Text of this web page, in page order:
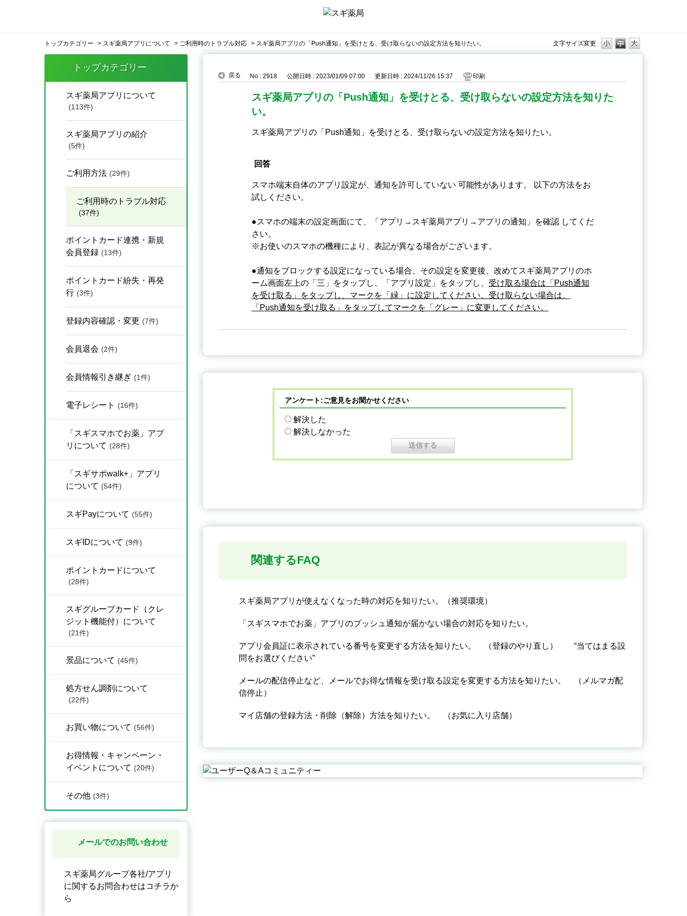
文字サイズ変更
トップカテゴリー > スギ薬局アプリについて > ご利用時のトラブル対応 > スギ薬局アプリの「Push通知」を受けとる、受け取らないの設定方法を知りたい。
トップカテゴリー
スギ薬局アプリについて
(113件)
スギ薬局アプリの紹介
(5件)
ご利用方法 (29件)
ご利用時のトラブル対応
(37件)
ポイントカード連携・新規
会員登録 (13件)
ポイントカード紛失・再発
行 (3件)
登録内容確認・変更 (7件)
会員退会 (2件)
会員情報引き継ぎ (1件)
電子レシート (16件)
「スギスマホでお薬」アプ
リについて (28件)
「スギサポwalk+」アプリ
について (54件)
スギPayについて (55件)
スギIDについて (9件)
ポイントカードについて
(28件)
スギグループカード（クレ
ジット機能付）について
(21件)
景品について (45件)
処方せん調剤について
(22件)
お買い物について (56件)
お得情報・キャンペーン・
イベントについて (20件)
その他 (3件)
メールでのお問い合わせ
スギ薬局グループ各社/アプリ
に関するお問合わせはコチラか
ら
戻る No : 2918 公開日時 : 2023/01/09 07:00 更新日時 : 2024/11/26 15:37 印刷
スギ薬局アプリの「Push通知」を受けとる、受け取らないの設定方法を知りた
い。
スギ薬局アプリの「Push通知」を受けとる、受け取らないの設定方法を知りたい。
回答
スマホ端末自体のアプリ設定が、通知を許可していない 可能性があります。 以下の方法をお
試しください。
●スマホの端末の設定画面にて、「アプリ→スギ薬局アプリ→アプリの通知」を確認 してくだ
さい。
※お使いのスマホの機種により、表記が異なる場合がございます。
●通知をブロックする設定になっている場合、その設定を変更後、改めてスギ薬局アプリのホ
ーム画面左上の「三」をタップし、「アプリ設定」をタップし、 受け取る場合は「Push通知
を受け取る」をタップし、マークを「緑」に設定してください。受け取らない場合は、
「Push通知を受け取る」をタップしてマークを「グレー」に変更してください。
アンケート:ご意見をお聞かせください
解決した
解決しなかった
関連するFAQ
スギ薬局アプリが使えなくなった時の対応を知りたい。（推奨環境）
「スギスマホでお薬」アプリのプッシュ通知が届かない場合の対応を知りたい。
アプリ会員証に表示されている番号を変更する方法を知りたい。 （登録のやり直し） “当てはまる設
問をお選びください”
メールの配信停止など、メールでお得な情報を受け取る設定を変更する方法を知りたい。 （メルマガ配
信停止）
マイ店舗の登録方法・削除（解除）方法を知りたい。 （お気に入り店舗）